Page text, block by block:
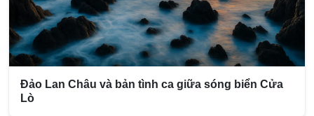
Đảo Lan Châu và bản tình ca giữa sóng biển Cửa
Lò